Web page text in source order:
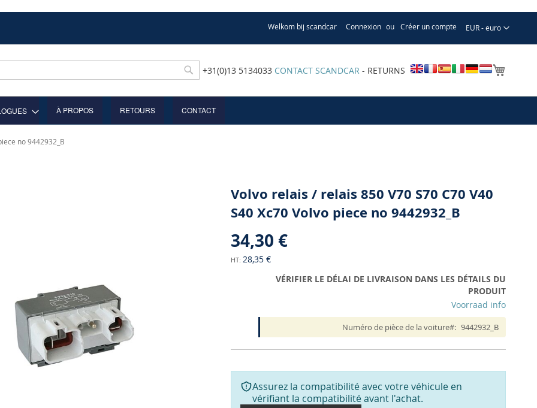
Devise
EUR - euro
Welkom bij scandcar Connexion Créer un compte
+31(0)13 5134033 CONTACT SCANDCAR - RETURNS
À PROPOS RETOURS CONTACT
no 9442932_B
Volvo relais / relais 850 V70 S70 C70 V40
S40 Xc70 Volvo piece no 9442932_B
34,30 €
28,35 €
VÉRIFIER LE DÉLAI DE LIVRAISON DANS LES DÉTAILS DU
PRODUIT
Voorraad info
Numéro de pièce de la voiture 9442932_B
Assurez la compatibilité avec votre véhicule en
vérifiant la compatibilité avant l'achat.